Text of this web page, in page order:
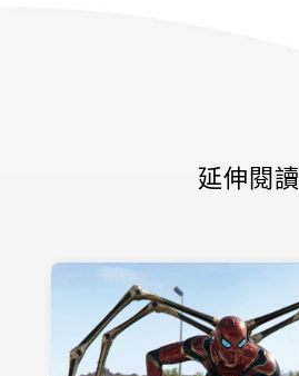
延伸閱讀